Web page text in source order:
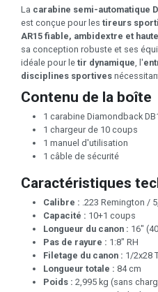
La carabine semi-automatique
est conçue pour les tireurs
AR15 fiable, ambidextre et
sa conception robuste et ses
idéale pour le tir dynamique, l'
disciplines sportives
Contenu de la boîte
1 carabine Diamondback
1 chargeur de 10 coups
1 manuel d'utilisation
1 câble de sécurité
Caractéristiques
Calibre : .223 Remington /
Capacité : 10+1 coups
Longueur du canon : 16"
Pas de rayure : 1:8" RH
Filetage du canon : 1/2x28
Longueur totale : 84 cm
Poids : 2,995 kg (sans